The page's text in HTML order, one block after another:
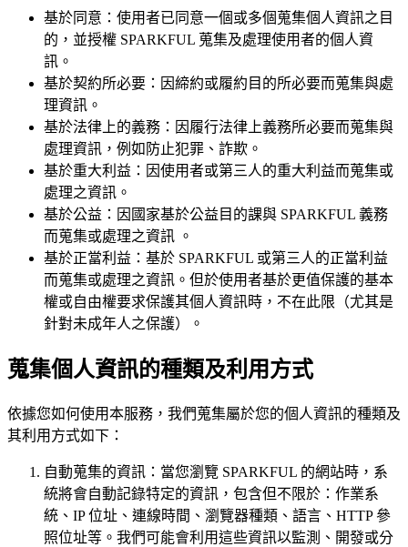
基於同意：使用者已同意一個或多個蒐集個人資訊之目
的，並授權 SPARKFUL 蒐集及處理使用者的個人資
訊。
基於契約所必要：因締約或履約目的所必要而蒐集與處
理資訊。
基於法律上的義務：因履行法律上義務所必要而蒐集與
處理資訊，例如防止犯罪、詐欺。
基於重大利益：因使用者或第三人的重大利益而蒐集或
處理之資訊。
基於公益：因國家基於公益目的課與 SPARKFUL 義務
而蒐集或處理之資訊 。
基於正當利益：基於 SPARKFUL 或第三人的正當利益
而蒐集或處理之資訊。但於使用者基於更值保護的基本
權或自由權要求保護其個人資訊時，不在此限（尤其是
針對未成年人之保護）。
蒐集個人資訊的種類及利用方式
依據您如何使用本服務，我們蒐集屬於您的個人資訊的種類及
其利用方式如下：
自動蒐集的資訊：當您瀏覽 SPARKFUL 的網站時，系
統將會自動記錄特定的資訊，包含但不限於：作業系
統、IP 位址、連線時間、瀏覽器種類、語言、HTTP 參
照位址等。我們可能會利用這些資訊以監測、開發或分